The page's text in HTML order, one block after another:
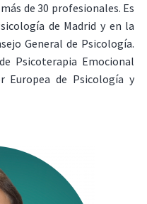
de 30 profesionales. Es
de Madrid y en la
General de Psicología.
Psicoterapia Emocional
Europea de Psicología y